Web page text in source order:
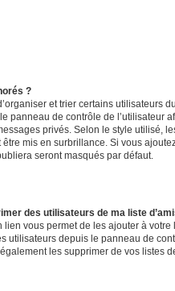
?
et trier certains utilisateurs
panneau de contrôle de l’utilisateur
privés. Selon le style utilisé,
mis en surbrillance. Si vous
seront masqués par défaut.
des utilisateurs de ma liste
vous permet de les ajouter à votre
utilisateurs depuis le panneau de
les supprimer de vos listes